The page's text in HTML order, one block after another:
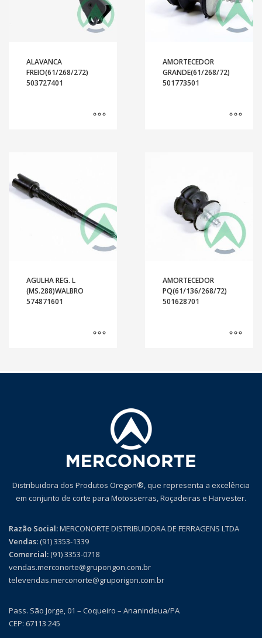
ALAVANCA
FREIO(61/268/272)
503727401
AMORTECEDOR
GRANDE(61/268/72)
501773501
AGULHA REG. L
(MS.288)WALBRO
574871601
AMORTECEDOR
PQ(61/136/268/72)
501628701
Distribuidora dos Produtos Oregon®, que representa a excelência
em conjunto de corte para Motosserras, Roçadeiras e Harvester.
Razão Social:MERCONORTE DISTRIBUIDORA DE FERRAGENS LTDA
Vendas:(91) 3353-1339
Comercial:(91) 3353-0718
vendas.merconorte@gruporigon.com.br
televendas.merconorte@gruporigon.com.br
Pass. São Jorge, 01 – Coqueiro – Ananindeua/PA
CEP: 67113 245